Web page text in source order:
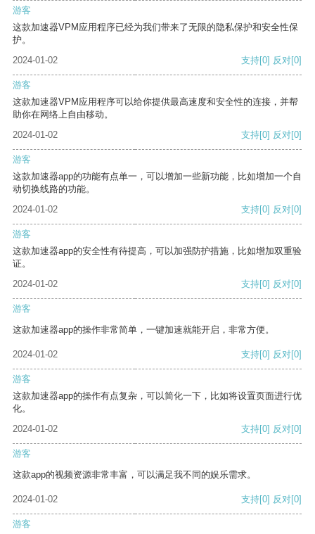
游客
这款加速器VPM应用程序已经为我们带来了无限的隐私保护和安全性保
护。
2024-01-02
支持[0] 反对[0]
游客
这款加速器VPM应用程序可以给你提供最高速度和安全性的连接，并帮
助你在网络上自由移动。
2024-01-02
支持[0] 反对[0]
游客
这款加速器app的功能有点单一，可以增加一些新功能，比如增加一个自
动切换线路的功能。
2024-01-02
支持[0] 反对[0]
游客
这款加速器app的安全性有待提高，可以加强防护措施，比如增加双重验
证。
2024-01-02
支持[0] 反对[0]
游客
这款加速器app的操作非常简单，一键加速就能开启，非常方便。
2024-01-02 支持[0] 反对[0]
游客
这款加速器app的操作有点复杂，可以简化一下，比如将设置页面进行优
化。
2024-01-02
支持[0] 反对[0]
游客
这款app的视频资源非常丰富，可以满足我不同的娱乐需求。
2024-01-02 支持[0] 反对[0]
游客